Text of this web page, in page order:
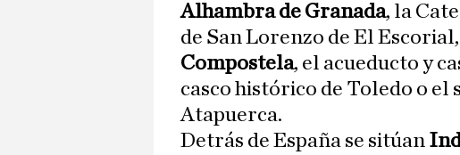
Alhambra de Granada, la
de San Lorenzo de El
Compostela, el acueducto y
casco histórico de Toledo o el
Atapuerca.
Detrás de España se sitúan